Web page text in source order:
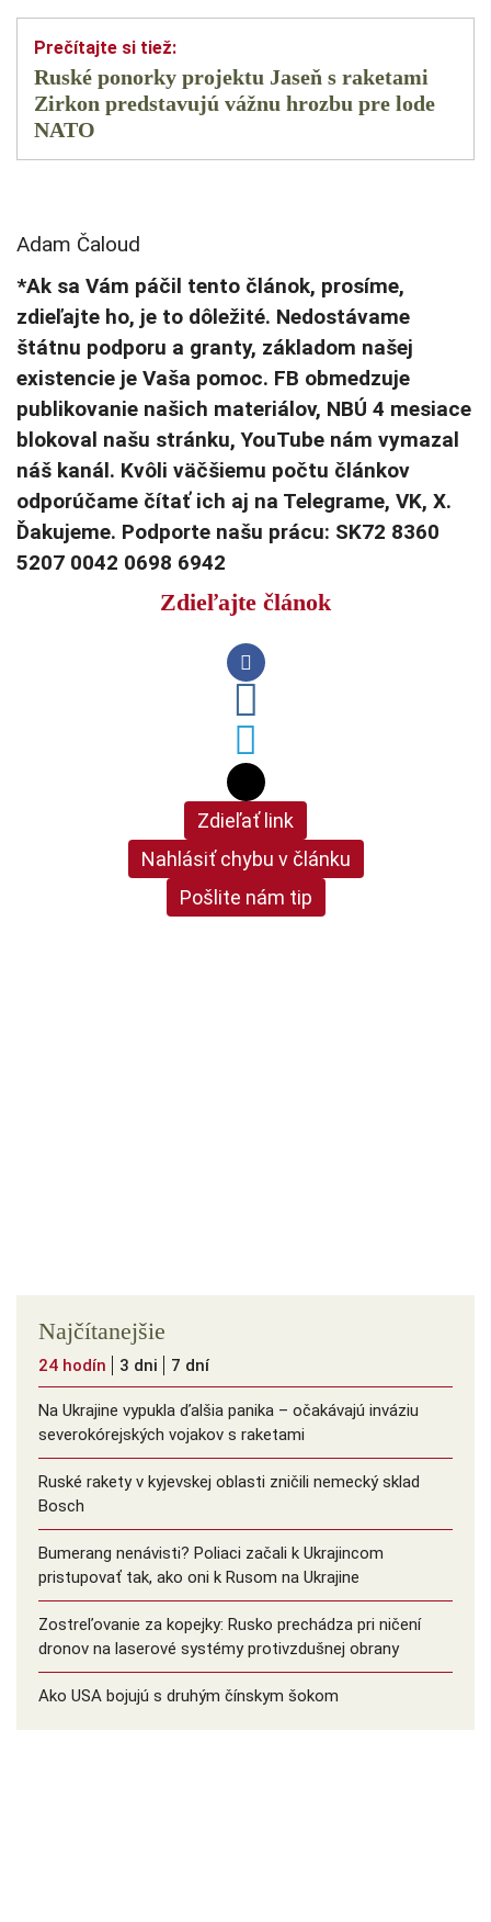
Ruské ponorky projektu Jaseň s raketami
Zirkon predstavujú vážnu hrozbu pre lode
NATO
Adam Čaloud
*Ak sa Vám páčil tento článok, prosíme,
zdieľajte ho, je to dôležité. Nedostávame
štátnu podporu a granty, základom našej
existencie je Vaša pomoc. FB obmedzuje
publikovanie našich materiálov, NBÚ 4 mesiace
blokoval našu stránku, YouTube nám vymazal
náš kanál. Kvôli väčšiemu počtu článkov
odporúčame čítať ich aj na Telegrame, VK, X.
Ďakujeme. Podporte našu prácu: SK72 8360
5207 0042 0698 6942
Zdieľajte článok
Zdieľať link
Nahlásiť chybu v článku
Pošlite nám tip
Najčítanejšie
24 hodín 3 dni 7 dní
Na Ukrajine vypukla ďalšia panika – očakávajú inváziu
severokórejských vojakov s raketami
Ruské rakety v kyjevskej oblasti zničili nemecký sklad
Bosch
Bumerang nenávisti? Poliaci začali k Ukrajincom
pristupovať tak, ako oni k Rusom na Ukrajine
Zostreľovanie za kopejky: Rusko prechádza pri ničení
dronov na laserové systémy protivzdušnej obrany
Ako USA bojujú s druhým čínskym šokom